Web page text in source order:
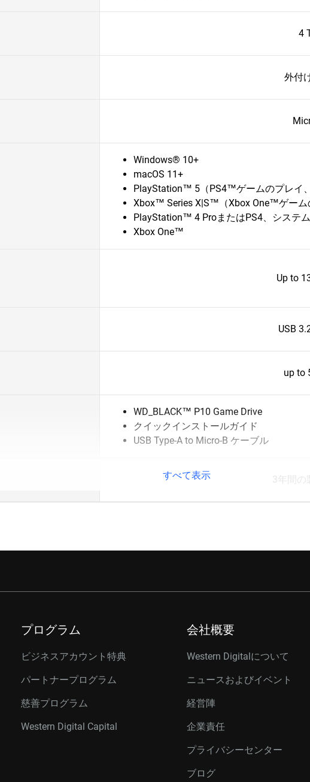
4
外付
Windows® 10+
macOS 11+
PlayStation™ 5（PS4™ゲームのプレイ、
Xbox™ Series X|S™（Xbox One™ゲーム
PlayStation™ 4 ProまたはPS4、システ
Xbox One™
Up to
USB
up to
WD_BLACK™ P10 Game Drive
クイックインストールガイド
USB Type-A to Micro-B ケーブル
3年間の
すべて表示
プログラム
ビジネスアカウント特典
パートナープログラム
慈善プログラム
Western Digital Capital
会社概要
Western Digitalについて
ニュースおよびイベント
経営陣
企業責任
プライバシーセンター
ブログ